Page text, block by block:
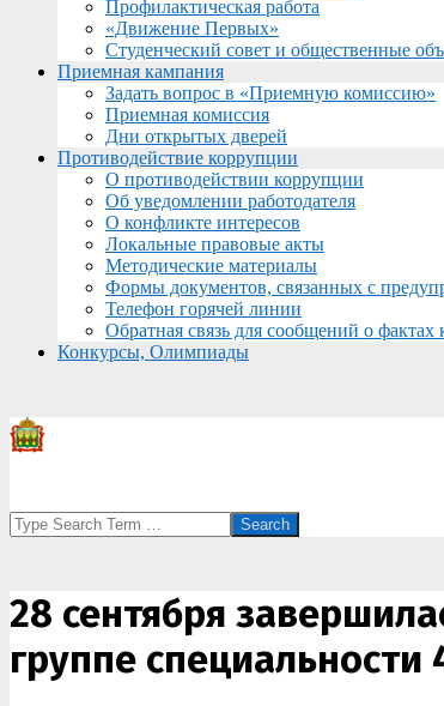
Профилактическая работа
«Движение Первых»
Студенческий совет и общественные
Приемная кампания
Задать вопрос в «Приемную комиссию»
Приемная комиссия
Дни открытых дверей
Противодействие коррупции
О противодействии коррупции
Об уведомлении работодателя
О конфликте интересов
Локальные правовые акты
Методические материалы
Формы документов, связанных с
Телефон горячей линии
Обратная связь для сообщений о фактах
Конкурсы, Олимпиады
Search
28 сентября
группе специальности